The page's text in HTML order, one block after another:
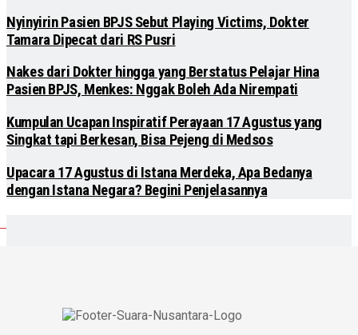
Nyinyirin Pasien BPJS Sebut Playing Victims, Dokter
Tamara Dipecat dari RS Pusri
Nakes dari Dokter hingga yang Berstatus Pelajar Hina
Pasien BPJS, Menkes: Nggak Boleh Ada Nirempati
Kumpulan Ucapan Inspiratif Perayaan 17 Agustus yang
Singkat tapi Berkesan, Bisa Pejeng di Medsos
Upacara 17 Agustus di Istana Merdeka, Apa Bedanya
dengan Istana Negara? Begini Penjelasannya